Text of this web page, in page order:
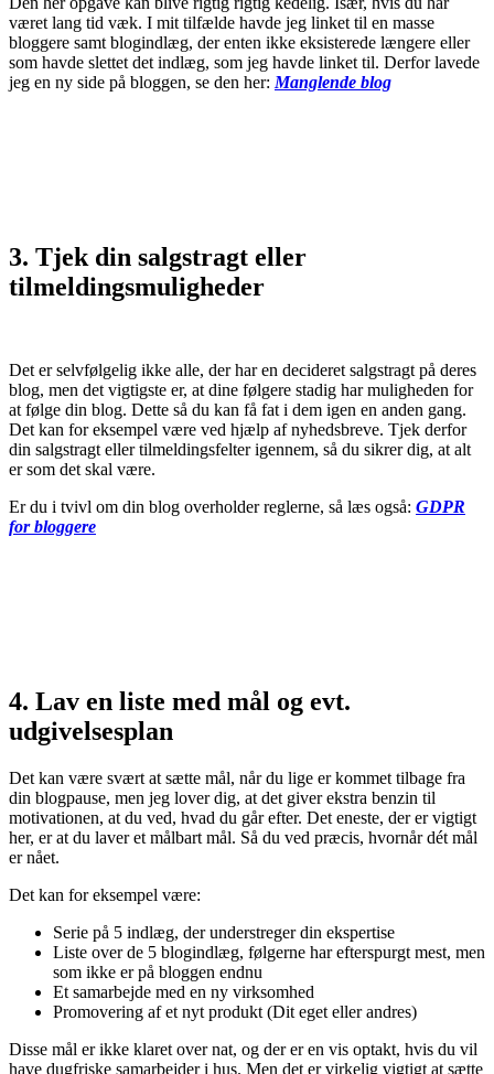
været lang tid væk. I mit tilfælde havde jeg linket til en masse
bloggere samt blogindlæg, der enten ikke eksisterede længere eller
som havde slettet det indlæg, som jeg havde linket til. Derfor lavede
jeg en ny side på bloggen, se den her: Manglende blog
3. Tjek din salgstragt eller
tilmeldingsmuligheder
Det er selvfølgelig ikke alle, der har en decideret salgstragt på deres
blog, men det vigtigste er, at dine følgere stadig har muligheden for
at følge din blog. Dette så du kan få fat i dem igen en anden gang.
Det kan for eksempel være ved hjælp af nyhedsbreve. Tjek derfor
din salgstragt eller tilmeldingsfelter igennem, så du sikrer dig, at alt
er som det skal være.
Er du i tvivl om din blog overholder reglerne, så læs også: GDPR
for bloggere
4. Lav en liste med mål og evt.
udgivelsesplan
Det kan være svært at sætte mål, når du lige er kommet tilbage fra
din blogpause, men jeg lover dig, at det giver ekstra benzin til
motivationen, at du ved, hvad du går efter. Det eneste, der er vigtigt
her, er at du laver et målbart mål. Så du ved præcis, hvornår dét mål
er nået.
Det kan for eksempel være:
Serie på 5 indlæg, der understreger din ekspertise
Liste over de 5 blogindlæg, følgerne har efterspurgt mest, men
som ikke er på bloggen endnu
Et samarbejde med en ny virksomhed
Promovering af et nyt produkt (Dit eget eller andres)
Disse mål er ikke klaret over nat, og der er en vis optakt, hvis du vil
have dugfriske samarbejder i hus. Men det er virkelig vigtigt at sætte